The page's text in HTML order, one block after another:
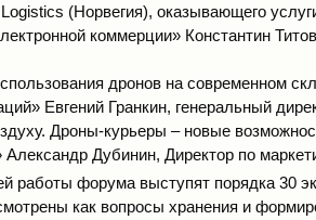
(Норвегия), оказывающего
коммерции» Константин
дронов на современном
Евгений Гранкин, генеральный
Дроны-курьеры – новые
Дубинин, Директор по
работы форума выступят порядка 30
как вопросы хранения и